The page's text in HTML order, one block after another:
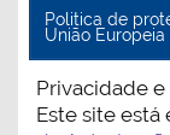
Politica de
União Europeia
Privacidade
Este site